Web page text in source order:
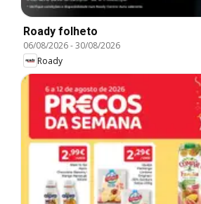
Roady folheto
06/08/2026-30/08/2026
Roady